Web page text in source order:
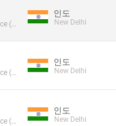
Capitalonline Data Service (HK) Co
인도
New Delhi
Capitalonline Data Service (HK) Co
인도
New Delhi
Capitalonline Data Service (HK) Co
인도
New Delhi